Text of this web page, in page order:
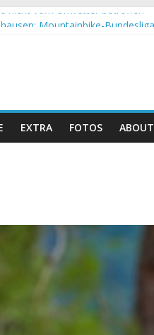
nicht vom Unwetter betroffen
EXTRA FOTOS ABOUT